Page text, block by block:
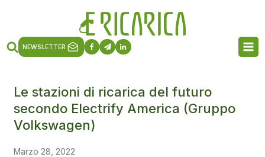
NEWSLETTER
Le stazioni di ricarica del futuro
secondo Electrify America (Gruppo
Volkswagen)
Marzo 28, 2022